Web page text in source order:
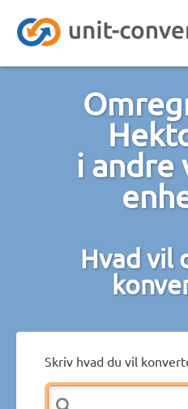
i andre
Hvad vil
Skriv hvad du vil